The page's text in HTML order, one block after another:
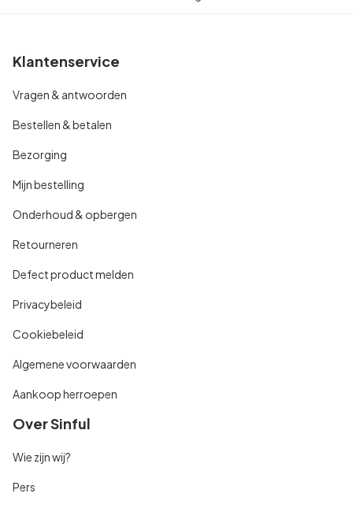
Klantenservice
Vragen & antwoorden
Bestellen & betalen
Bezorging
Mijn bestelling
Onderhoud & opbergen
Retourneren
Defect product melden
Privacybeleid
Cookiebeleid
Algemene voorwaarden
Aankoop herroepen
Over Sinful
Wie zijn wij?
Pers